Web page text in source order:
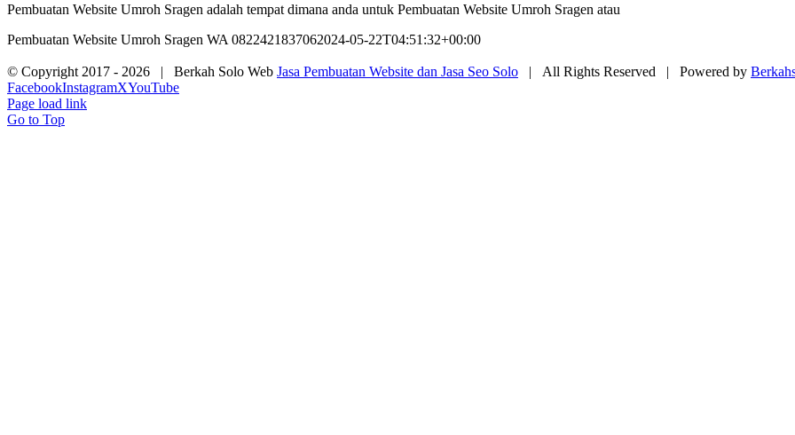
Pembuatan Website Umroh Sragen adalah tempat dimana anda untuk Pembuatan Website Umroh Sragen atau
Pembuatan Website Umroh Sragen WA 0822421837062024-05-22T04:51:32+00:00
© Copyright 2017 - 2026 | Berkah Solo Web Jasa Pembuatan Website dan Jasa Seo Solo | All Rights Reserved | Powered by
FacebookInstagramXYouTube
Page load link
Go to Top